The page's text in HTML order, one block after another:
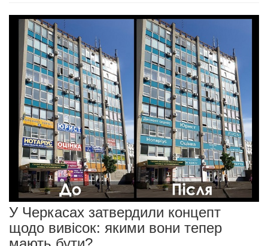
У Черкасах затвердили концепт
щодо вивісок: якими вони тепер